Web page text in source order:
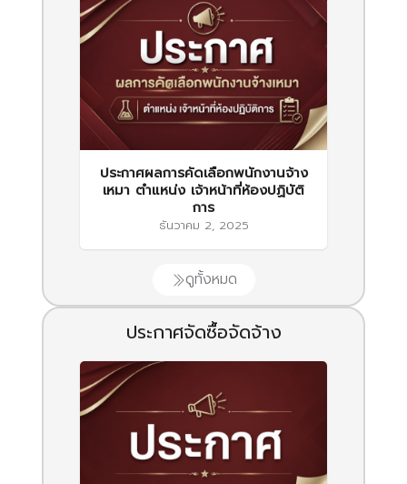
ประกาศผลการคัดเลือกพนักงานจ้าง
เหมา ตำแหน่ง เจ้าหน้าที่ห้องปฏิบัติ
การ
ธันวาคม 2, 2025
ดูทั้งหมด
ประกาศจัดซื้อจัดจ้าง